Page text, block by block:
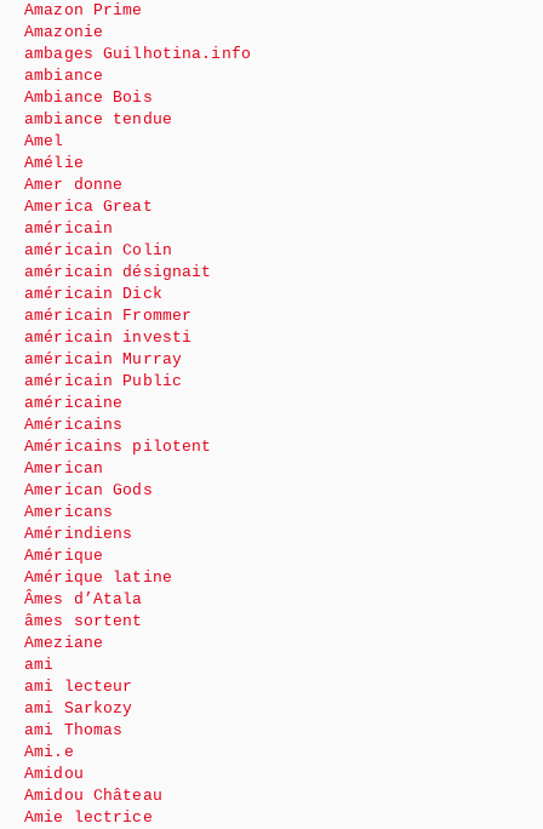
Amazon Prime
Amazonie
ambages Guilhotina.info
ambiance
Ambiance Bois
ambiance tendue
Amel
Amélie
Amer donne
America Great
américain
américain Colin
américain désignait
américain Dick
américain Frommer
américain investi
américain Murray
américain Public
américaine
Américains
Américains pilotent
American
American Gods
Americans
Amérindiens
Amérique
Amérique latine
Âmes d’Atala
âmes sortent
Ameziane
ami
ami lecteur
ami Sarkozy
ami Thomas
Ami.e
Amidou
Amidou Château
Amie lectrice